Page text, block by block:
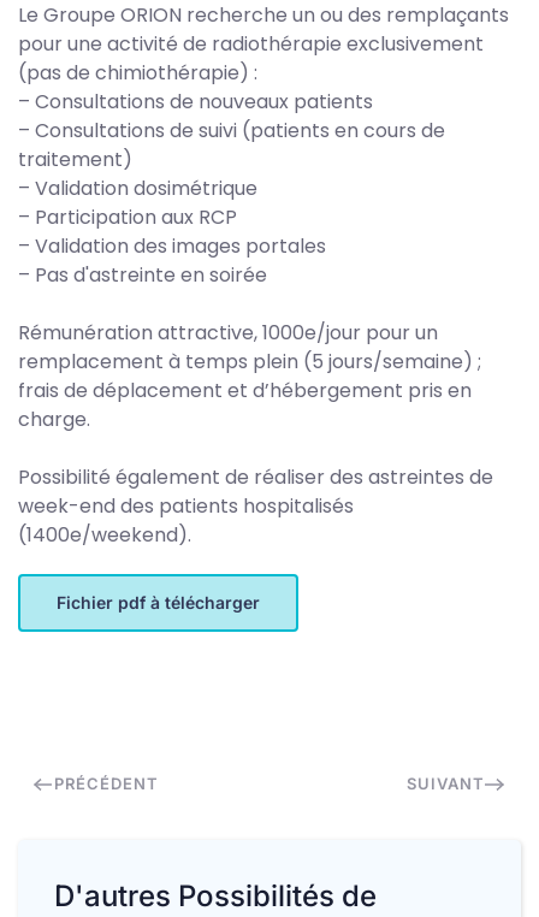
Le Groupe ORION recherche un ou des remplaçants
pour une activité de radiothérapie exclusivement
(pas de chimiothérapie) :
– Consultations de nouveaux patients
– Consultations de suivi (patients en cours de
traitement)
– Validation dosimétrique
– Participation aux RCP
– Validation des images portales
– Pas d'astreinte en soirée
Rémunération attractive, 1000e/jour pour un
remplacement à temps plein (5 jours/semaine) ;
frais de déplacement et d’hébergement pris en
charge.
Possibilité également de réaliser des astreintes de
week-end des patients hospitalisés
(1400e/weekend).
Fichier pdf à télécharger
PRÉCÉDENT SUIVANT
D'autres Possibilités de